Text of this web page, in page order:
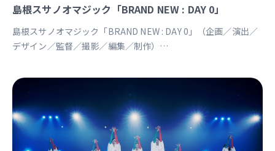
島根スサノオマジック「BRAND NEW : DAY 0」
島根スサノオマジック「BRAND NEW : DAY 0」（企画／演出／
デザイン／監督／撮影／編集／制作）